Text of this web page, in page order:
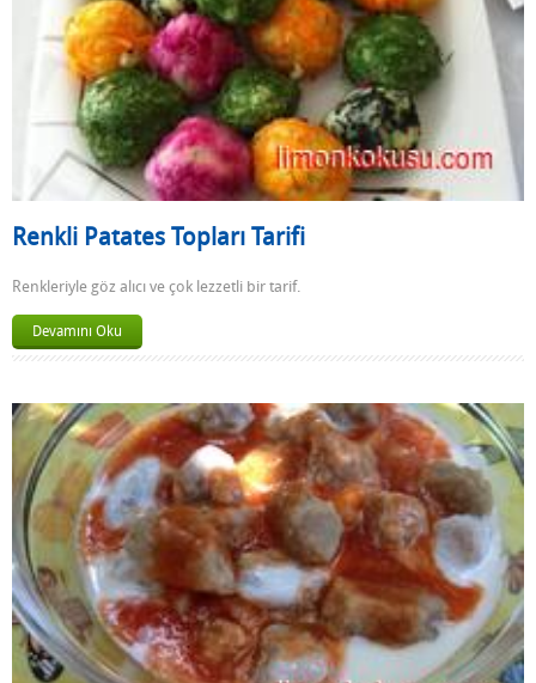
Renkli Patates Topları Tarifi
Renkleriyle göz alıcı ve çok lezzetli bir tarif.
Devamını Oku